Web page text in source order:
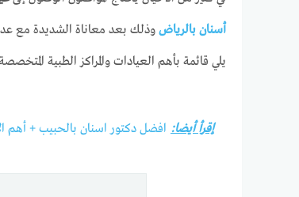
أسنان بالرياض وذلك بعد معاناة الشديدة مع
يلي قائمة بأهم العيادات والمراكز الطبية
إقرأ أيضا: افضل دكتور اسنان بالحبيب + أهم